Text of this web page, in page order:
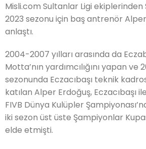
Misli.com Sultanlar Ligi
2023 sezonu için baş antrenör
anlaştı.
2004-2007 yılları arasında da
Motta’nın yardımcılığını yapan ve
sezonunda Eczacıbaşı teknik
katılan Alper Erdoğuş, Eczacıbaşı
FIVB Dünya Kulüpler
iki sezon üst üste Şampiyonlar
elde etmişti.